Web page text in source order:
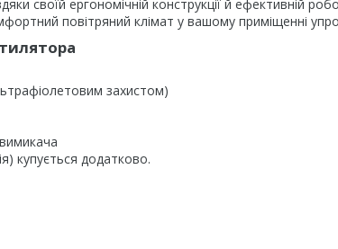
своїй ергономічній конструкції й ефективній
повітряний клімат у вашому приміщенні
захистом)
купується додатково.